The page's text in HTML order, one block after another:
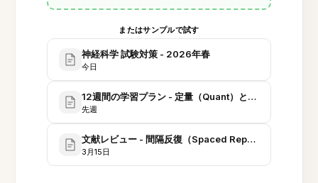
またはサンプルで試す
神経科学 試験対策 - 2026年春
今日
12週間の学習プラン - 定量（Quant）と言語（Verbal）
先週
文献レビュー - 間隔反復（Spaced Repetition）と認
3月15日